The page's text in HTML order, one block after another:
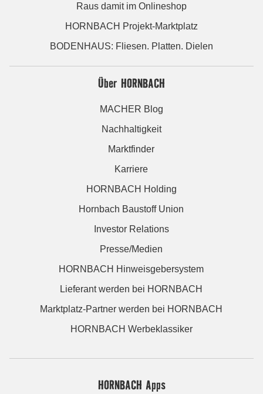
Raus damit im Onlineshop
HORNBACH Projekt-Marktplatz
BODENHAUS: Fliesen. Platten. Dielen
Über HORNBACH
MACHER Blog
Nachhaltigkeit
Marktfinder
Karriere
HORNBACH Holding
Hornbach Baustoff Union
Investor Relations
Presse/Medien
HORNBACH Hinweisgebersystem
Lieferant werden bei HORNBACH
Marktplatz-Partner werden bei HORNBACH
HORNBACH Werbeklassiker
HORNBACH Apps